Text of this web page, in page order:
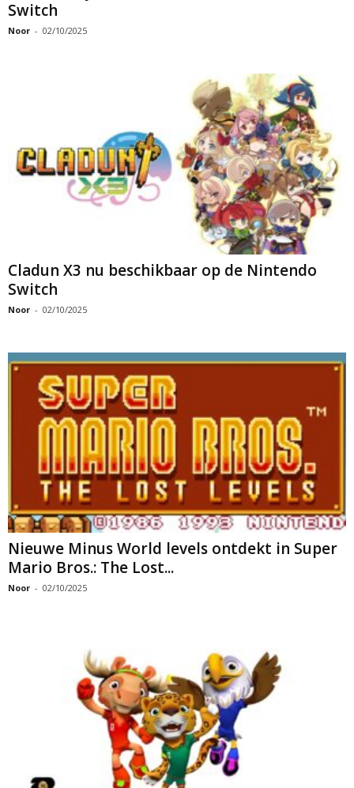
Switch
Noor - 02/10/2025
Cladun X3 nu beschikbaar op de Nintendo
Switch
Noor - 02/10/2025
Nieuwe Minus World levels ontdekt in Super
Mario Bros.: The Lost...
Noor - 02/10/2025